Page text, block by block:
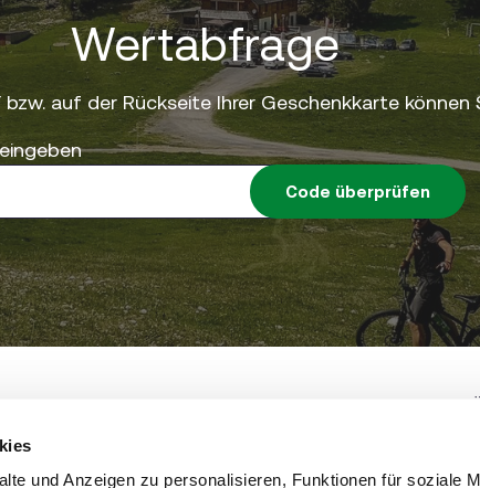
und Anzeigen zu personalisieren, Funktionen für soziale
Wertabfrage
bzw. auf der Rückseite Ihrer Geschenkkarte
Code überprüfen
• St.-Peter-Hauptstrasse 243 • 8042 Graz •